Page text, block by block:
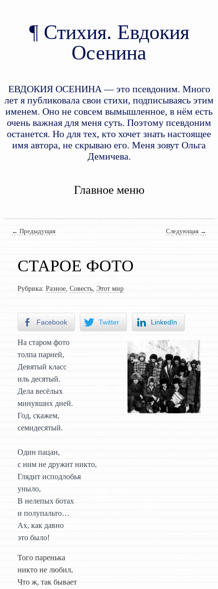
Стихия. Евдокия
Осенина
ЕВДОКИЯ ОСЕНИНА — это псевдоним. Много
лет я публиковала свои стихи, подписываясь этим
именем. Оно не совсем вымышленное, в нём есть
очень важная для меня суть. Поэтому псевдоним
останется. Но для тех, кто хочет знать настоящее
имя автора, не скрываю его. Меня зовут Ольга
Демичева.
Главное меню
Навигация по записям
← Предыдущая Следующая →
СТАРОЕ ФОТО
Рубрика: Разное, Совесть, Этот мир
Facebook Twitter LinkedIn
На старом фото
толпа парней,
Девятый класс
иль десятый.
Дела весёлых
минувших дней.
Год, скажем,
семидесятый.
Один пацан,
с ним не дружит никто,
Глядит исподлобья
уныло,
В нелепых ботах
и полупальто…
Ах, как давно
это было!
Того паренька
никто не любил,
Что ж, так бывает